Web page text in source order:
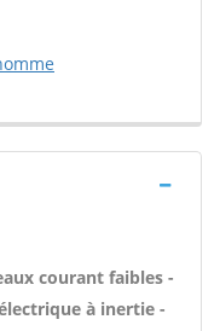
courant faibles -
à inertie -